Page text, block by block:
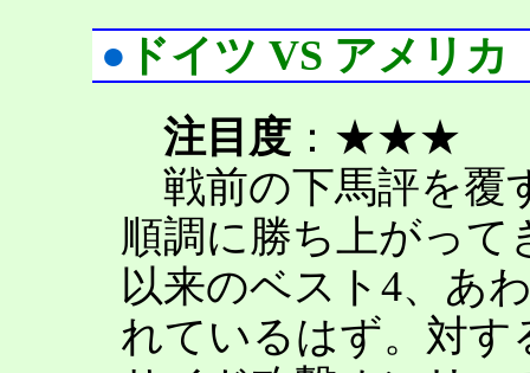
● ドイツ VS アメリカ
注目度：★★★
戦前の下馬評を覆
順調に勝ち上がっ
以来のベスト4、あ
れているはず。対